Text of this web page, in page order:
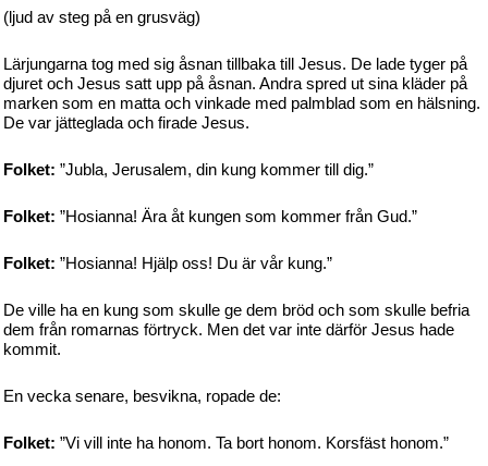
(ljud av steg på en grusväg)
Lärjungarna tog med sig åsnan tillbaka till Jesus. De lade tyger på
djuret och Jesus satt upp på åsnan. Andra spred ut sina kläder på
marken som en matta och vinkade med palmblad som en hälsning.
De var jätteglada och firade Jesus.
Folket: ”Jubla, Jerusalem, din kung kommer till dig.”
Folket: ”Hosianna! Ära åt kungen som kommer från Gud.”
Folket: ”Hosianna! Hjälp oss! Du är vår kung.”
De ville ha en kung som skulle ge dem bröd och som skulle befria
dem från romarnas förtryck. Men det var inte därför Jesus hade
kommit.
En vecka senare, besvikna, ropade de:
Folket: ”Vi vill inte ha honom. Ta bort honom. Korsfäst honom.”